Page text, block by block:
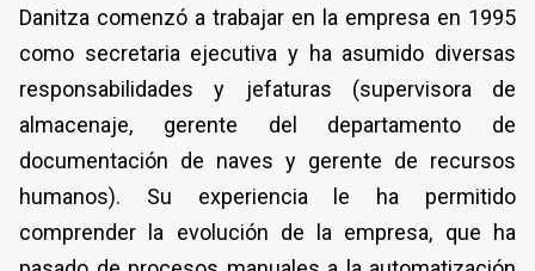
Danitza comenzó a trabajar en la empresa en 1995
como secretaria ejecutiva y ha asumido diversas
responsabilidades y jefaturas (supervisora de
almacenaje, gerente del departamento de
documentación de naves y gerente de recursos
humanos). Su experiencia le ha permitido
comprender la evolución de la empresa, que ha